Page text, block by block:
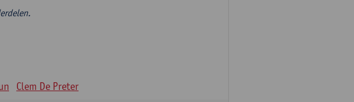
Clem De Preter